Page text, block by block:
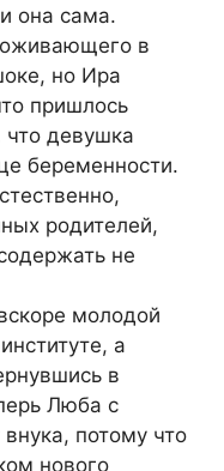
она сама.
в
но Ира
пришлось
что девушка
беременности.
родителей,
не
молодой
а
в
Люба с
потому что
нового